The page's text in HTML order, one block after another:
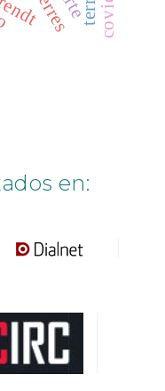
en: